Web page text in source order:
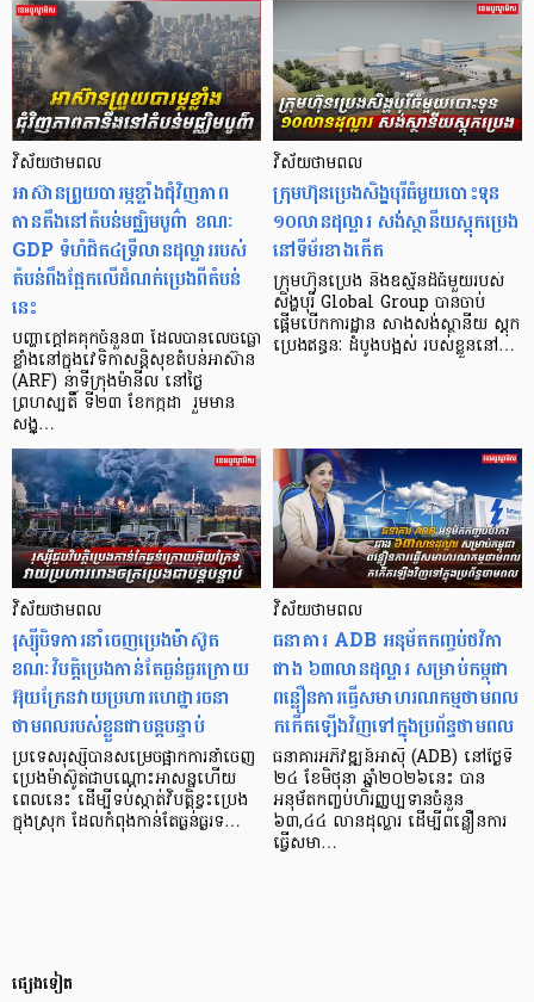
វិស័យថាមពល
អាស៊ានព្រួយបារម្ភខ្លាំងជុំវិញភាព
តានតឹងនៅ​តំបន់មជ្ឈិមបូព៌ា ខណៈ
GDP ទំហំជិត៤ទ្រីលានដុល្លាររបស់
តំបន់ពឹងផ្អែកលើដំណក់ប្រេងពីតំបន់
នេះ
បញ្ហាក្តៅគគុកចំនួន៣ ដែលបានលេចធ្លោ
ខ្លាំងនៅក្នុងវេទិកាសន្តិសុខតំបន់អាស៊ាន
(ARF) នាទីក្រុងម៉ានីល នៅថ្ងៃ
ព្រហស្បតិ៍ ទី២៣ ខែកក្កដា រួមមាន
សង្គ្…
វិស័យថាមពល
ក្រុមហ៊ុនប្រេងសិង្ហបុរីធំមួយបោះទុន
១០លានដុល្លារ សង់ស្ថានីយស្តុកប្រេង
នៅទីម័រខាងកើត
ក្រុមហ៊ុនប្រេង និងឧស្ម័នដ៏ធំមួយរបស់
សិង្ហបុរី Global Group បានចាប់
ផ្តើមបើកការដ្ឋាន សាងសង់ស្ថានីយ ស្តុក
ប្រេងឥន្ធនៈ ដំបូងបង្អស់ របស់ខ្លួននៅ…
វិស័យថាមពល
រុស្ស៊ីបិទការនាំចេញប្រេងម៉ាស៊ូត
ខណៈវិបត្តិប្រេងកាន់តែធ្ងន់ធ្ងរក្រោយ
អ៊ុយក្រែនវាយប្រហារហេដ្ឋារចនា
ថាមពលរបស់ខ្លួនជាបន្តបន្ទាប់
ប្រទេសរុស្ស៊ីបានសម្រេចផ្អាកការនាំចេញ
ប្រេងម៉ាស៊ូតជាបណ្តោះអាសន្នហើយ
ពេល​នេះ ​ដើម្បីទប់ស្កាត់វិបត្តិខ្វះប្រេង
ក្នុងស្រុក ដែលកំពុងកាន់តែធ្ងន់ធ្ងរទ…
វិស័យថាមពល
ធនាគារ ADB អនុម័តកញ្ចប់ថវិកា
ជាង ៦៣លានដុល្លារ សម្រាប់កម្ពុជា
ពន្លឿនការធ្វើ​សមាហរណកម្មថាមពល​
កកើតឡើងវិញទៅក្នុងប្រព័ន្ធថាមពល
ធនាគារអភិវឌ្ឍន៍អាស៊ី (ADB) នៅថ្ងៃទី
២៤ ខែមិថុនា ឆ្នាំ២០២៦នេះ បាន
អនុម័តកញ្ចប់​ហិរញ្ញប្បទានចំនួន
៦៣,៤៤ លានដុល្លារ ដើម្បីពន្លឿនការ
ធ្វើសមា…
ផ្សេងទៀត